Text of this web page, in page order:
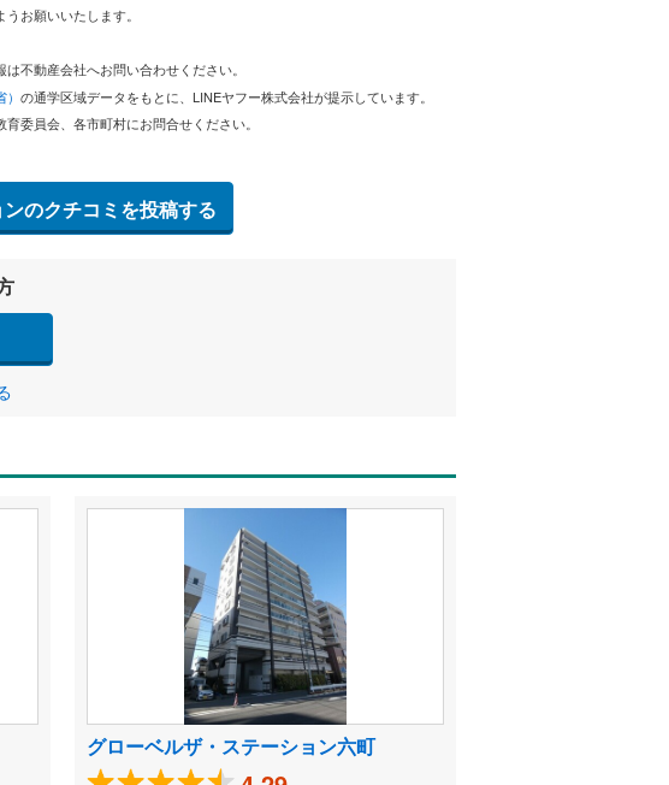
お願いいたします。
不動産会社へお問い合わせください。
の通学区域データをもとに、LINEヤフー株式会社が提示しています。
委員会、各市町村にお問合せください。
のクチコミを投稿する
グローベルザ・ステーション六町